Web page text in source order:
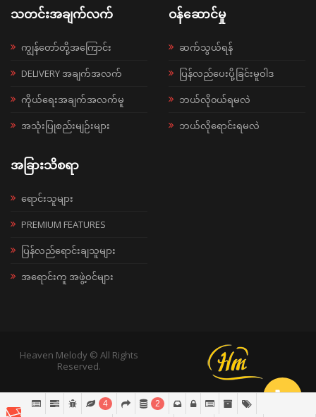
သတင်းအချက်လက်
ကျွန်တော်တို့အကြောင်း
DELIVERY အချက်အလက်
ကိုယ်ရေးအချက်အလက်မူ
အသုံးပြုစည်းမျဉ်းများ
ဝန်ဆောင်မှု
ဆက်သွယ်ရန်
ပြန်လည်ပေးပို့ခြင်းမူဝါဒ
ဘယ်လို၀ယ်ရမလဲ
ဘယ်လိုရောင်းရမလဲ
အခြားသိစရာ
ရောင်းသူများ
PREMIUM FEATURES
ပြန်လည်ရောင်းချသူများ
အရောင်းကူ အဖွဲ့ဝင်များ
Heaven Melody © All Rights
Reserved.
4 2